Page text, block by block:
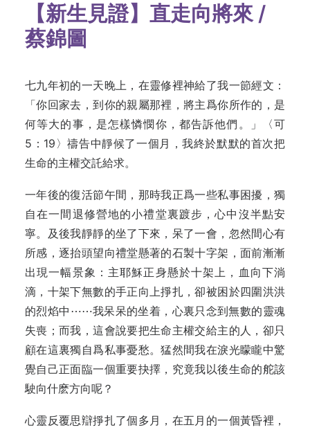
【新生見證】直走向將來 /
蔡錦圖
七九年初的一天晚上，在靈修裡神給了我一節經文：
「你回家去，到你的親屬那裡，將主爲你所作的，是
何等大的事，是怎樣憐憫你，都告訴他們。」〈可
5：19〉禱告中靜候了一個月，我終於默默的首次把
生命的主權交託給求。
一年後的復活節午間，那時我正爲一些私事困擾，獨
自在一間退修營地的小禮堂裏踱步，心中沒半點安
寧。及後我靜靜的坐了下來，呆了一會，忽然間心有
所感，逐抬頭望向禮堂懸著的石製十字架，面前漸漸
出現一幅景象：主耶穌正身懸於十架上，血向下淌
滴，十架下無數的手正向上掙扎，卻被困於四圍洪洪
的烈焰中⋯⋯我呆呆的坐着，心裏只念到無數的靈魂
失喪；而我，這會說要把生命主權交給主的人，卻只
顧在這裏獨自爲私事憂愁。猛然間我在淚光矇矓中驚
覺自己正面臨一個重要抉擇，究竟我以後生命的舵該
駛向什麽方向呢？
心靈反覆思辯掙扎了個多月，在五月的一個黃昏裡，